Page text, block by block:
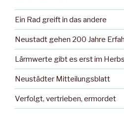
Ein Rad greift in das andere
Neustadt gehen 200 Jahre
Lärmwerte gibt es erst im
Neustädter Mitteilungsblatt
Verfolgt, vertrieben, ermordet